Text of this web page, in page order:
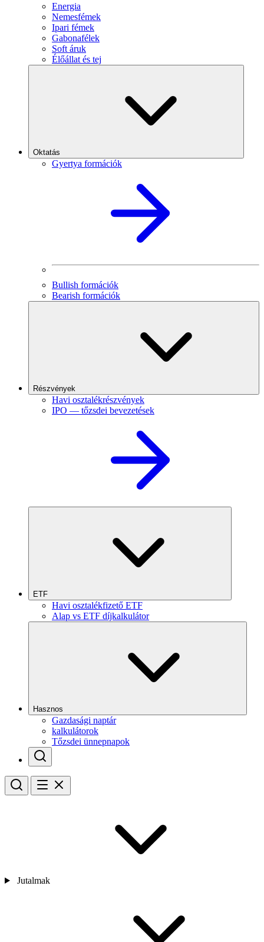
Energia
Nemesfémek
Ipari fémek
Gabonafélek
Soft áruk
Élőállat és tej
Oktatás
Gyertya formációk
Bullish formációk
Bearish formációk
Részvények
Havi osztalékrészvények
IPO — tőzsdei bevezetések
ETF
Havi osztalékfizető ETF
Alap vs ETF díjkalkulátor
Hasznos
Gazdasági naptár
kalkulátorok
Tőzsdei ünnepnapok
Jutalmak